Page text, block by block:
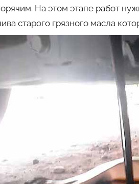
На этом этапе работ
старого грязного масла